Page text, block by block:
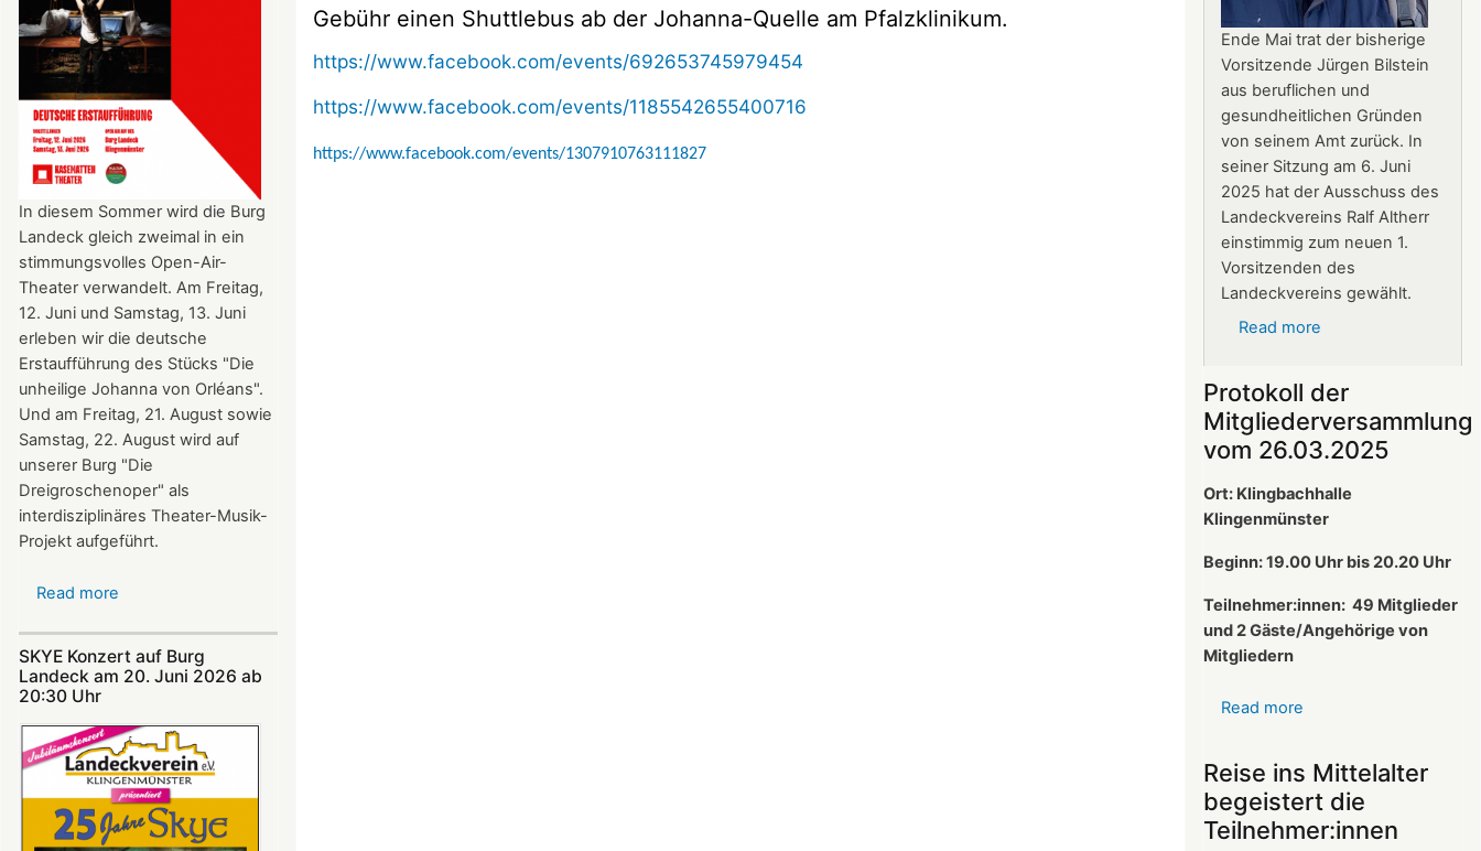
Gebühr einen Shuttlebus ab der Johanna-Quelle am Pfalzklinikum.
https://www.facebook.com/events/692653745979454
https://www.facebook.com/events/1185542655400716
https://www.facebook.com/events/1307910763111827
In diesem Sommer wird die Burg
Landeck gleich zweimal in ein
stimmungsvolles Open-Air-
Theater verwandelt. Am Freitag,
12. Juni und Samstag, 13. Juni
erleben wir die deutsche
Erstaufführung des Stücks "Die
unheilige Johanna von Orléans".
Und am Freitag, 21. August sowie
Samstag, 22. August wird auf
unserer Burg "Die
Dreigroschenoper" als
interdisziplinäres Theater-Musik-
Projekt aufgeführt.
Read more
Theatersommer
Landeck
SKYE Konzert auf Burg
Landeck am 20. Juni 2026 ab
20:30 Uhr​​​​​​​​​​​​​​
Ende Mai trat der bisherige
Vorsitzende Jürgen Bilstein
aus beruflichen und
gesundheitlichen Gründen
von seinem Amt zurück. In
seiner Sitzung am 6. Juni
2025 hat der Ausschuss des
Landeckvereins Ralf Altherr
einstimmig zum neuen 1.
Vorsitzenden des
Landeckvereins gewählt.
Read more
ist
neuer
1.
des
Landeckvereins
Protokoll der
Mitgliederversammlung
vom 26.03.2025
Ort: Klingbachhalle
Klingenmünster
Beginn: 19.00 Uhr bis 20.20 Uhr
Teilnehmer:innen: 49 Mitglieder
und 2 Gäste/Angehörige von
Mitgliedern
Read more
Mitgliederversammlung
vom
26.03.2025
Reise ins Mittelalter
begeistert die
Teilnehmer:innen